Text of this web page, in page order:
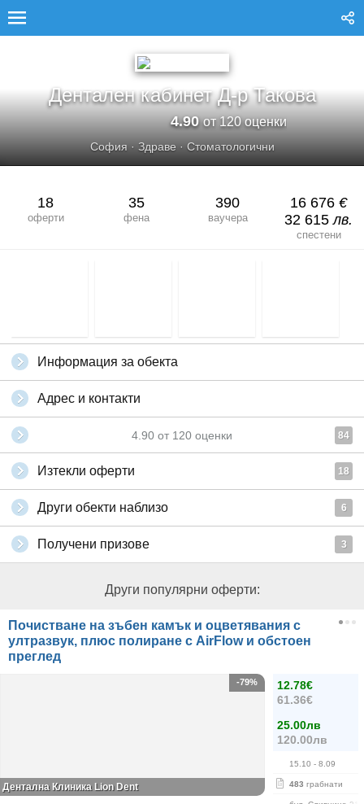
Дентален кабинет Д-р Такова
4.90от 120 оценки
София· Здраве· Стоматологични
18
оферти
35
фена
390
ваучера
16 676 €
32 615лв.
спестени
Информация за обекта
Адрес и контакти
4.90 от 120 оценки 84
Изтекли оферти 18
Други обекти наблизо 6
Получени призове 3
Други популярни оферти:
Почистване на зъбен камък и оцветявания с
ултразвук, плюс полиране с AirFlow и обстоен
преглед
12.78€
61.36€
25.00лв
120.00лв
15.10 - 8.09
483 грабнати
-79%
Дентална Клиника Lion Dent